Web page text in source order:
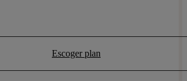
Escoger plan